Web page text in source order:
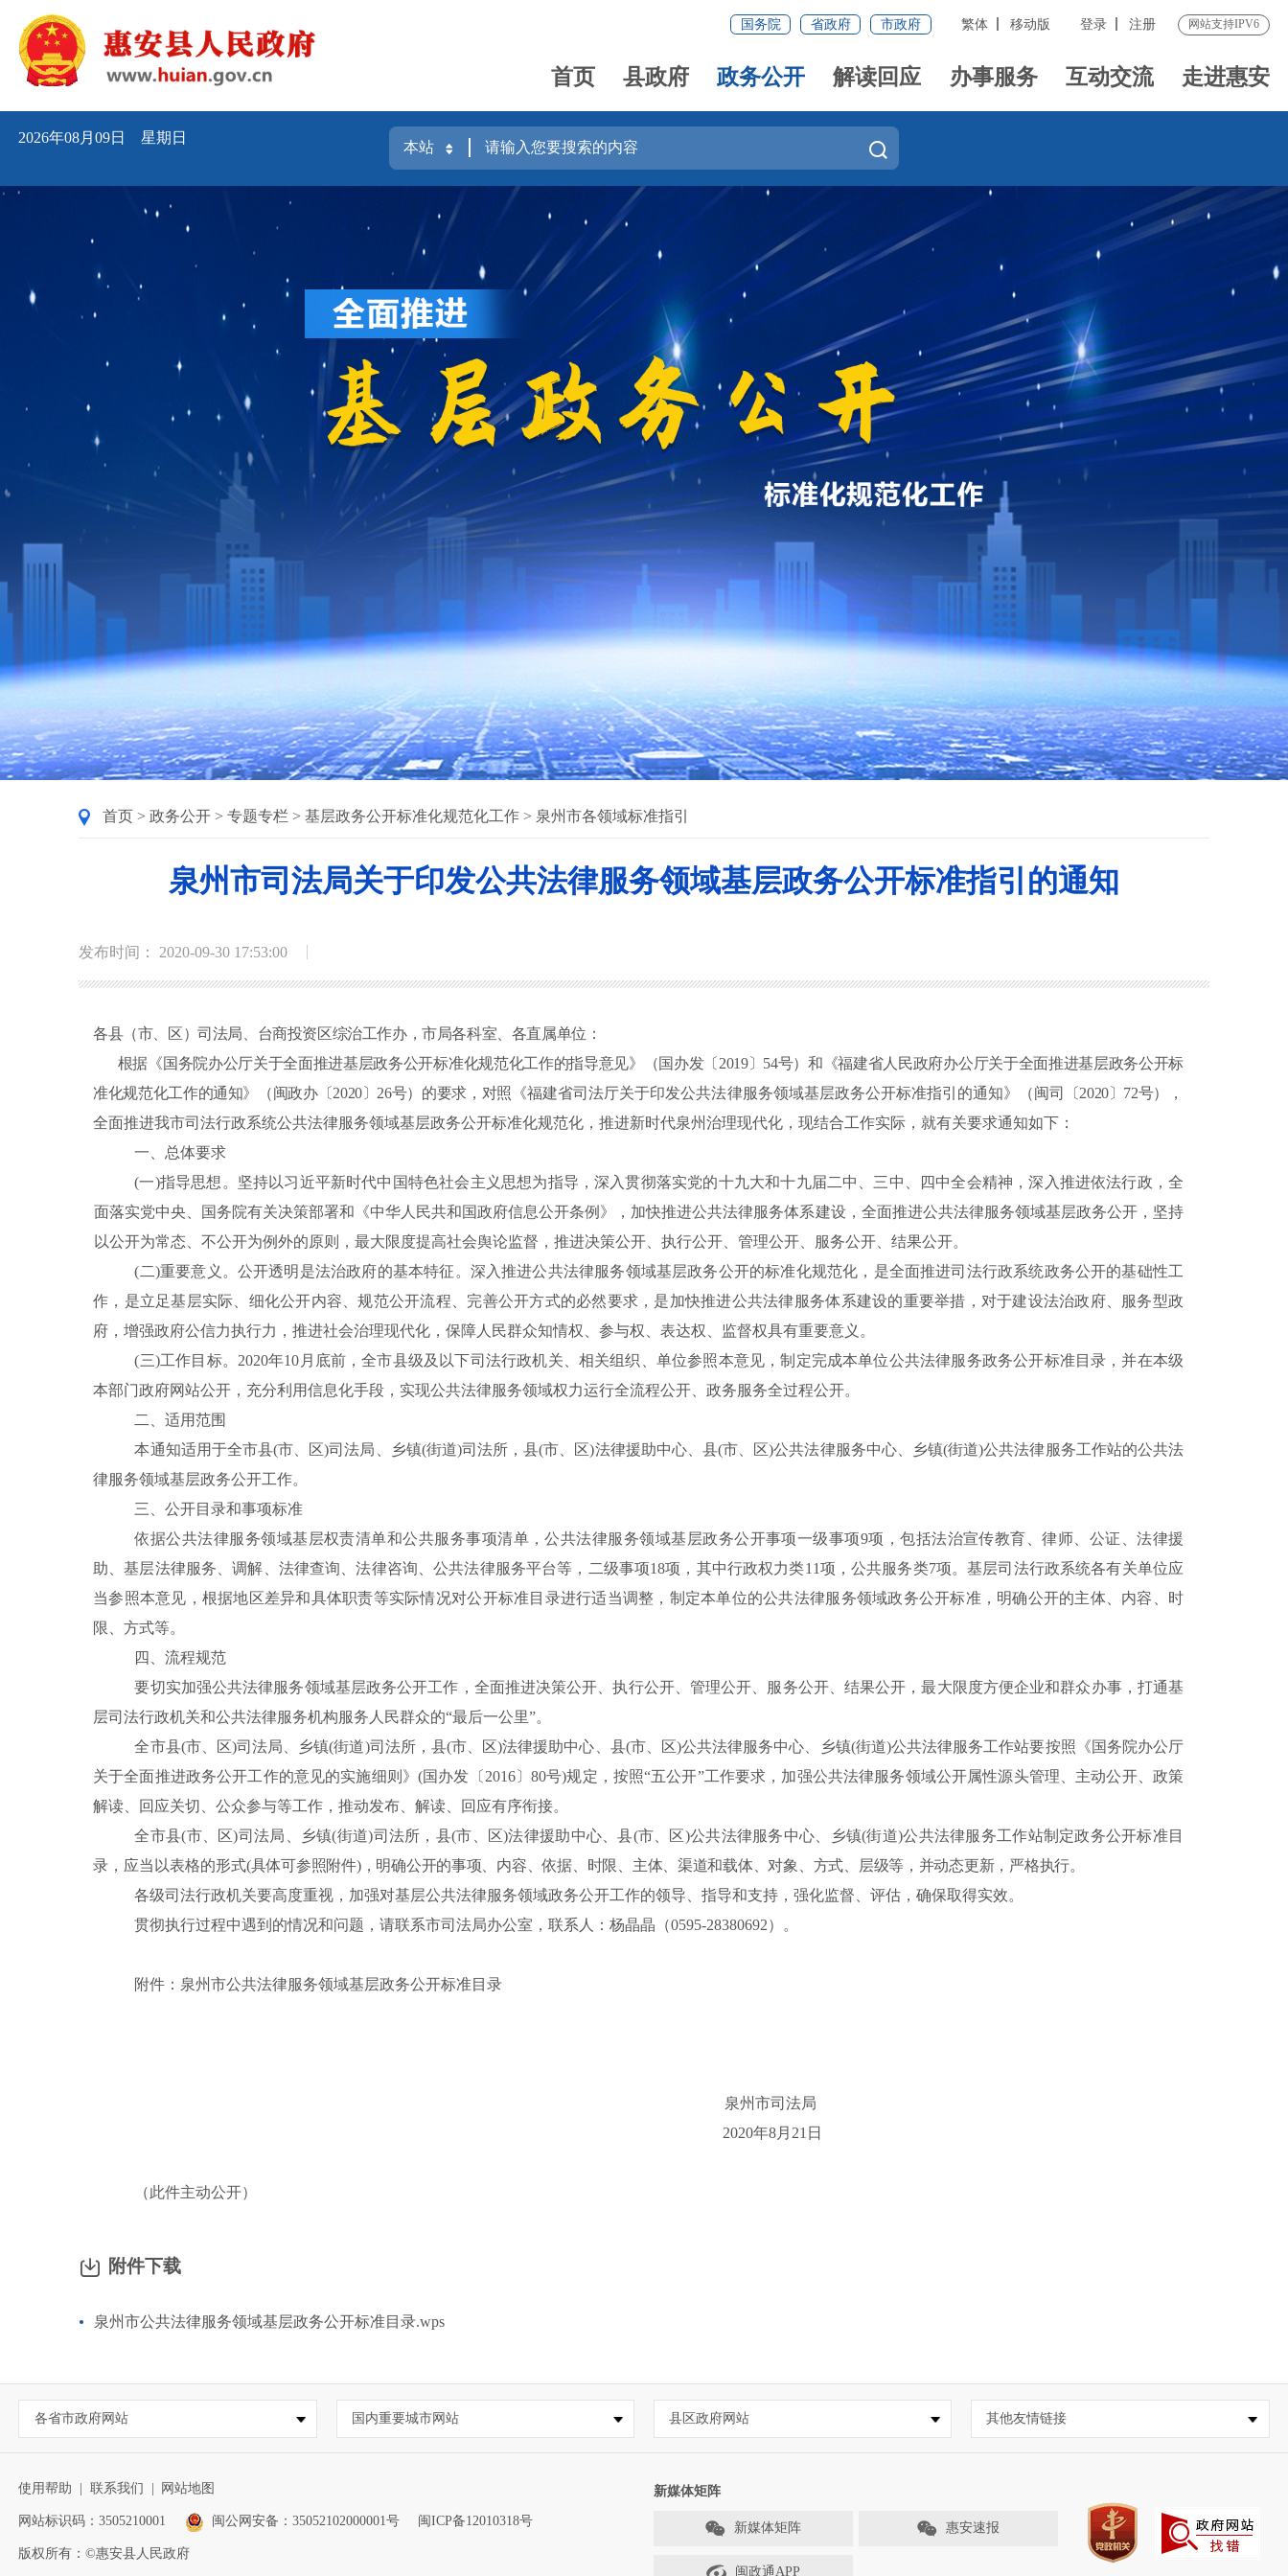
国务院 省政府 市政府 繁体 移动版 登录 注册 网站支持IPV6
首页 县政府 政务公开 解读回应 办事服务 互动交流 走进惠安
2026年08月09日 星期日
首页 > 政务公开 > 专题专栏 > 基层政务公开标准化规范化工作 > 泉州市各领域标准指引
泉州市司法局关于印发公共法律服务领域基层政务公开标准指引的通知
发布时间： 2020-09-30 17:53:00
各县（市、区）司法局、台商投资区综治工作办，市局各科室、各直属单位：
根据《国务院办公厅关于全面推进基层政务公开标准化规范化工作的指导意见》
（国办发〔 2019〕 54号）和《福建省人民政府办公厅关于全面推进基层政务公开标
准化规范化工作的通知》（闽政办〔2020〕 26号）的要求，对照 《福建省司法厅关于印发公共法律服务领域基层政务公开标准指引的通知》 （闽司〔2020〕72号）
，
全面推进我市司法行政系统公共法律服务领域基层政务公开标准化规范化，推进新时代泉州治理现代化，现结合工作实际，就有关要求通知如下：
一、 总体要求
(一)指导思想。 坚持以习近平新时代中国特色社会主义思想为指导，深入贯彻落实党的十九大和十九届二中、三中 、四中全会精神，深入推进依法行政，全
面落实党中央、国务院有关决策部署和《中华人民共和国政府信息公开条例》，加快推进公共法律服务体系建设，全面推进公共法律服务领域基层政务公开，坚持
以公开为常态、不公开为例外的原则，最大限度提高社会舆论监督，推进决策公开、执行公开、管理公开、服务公开、结果公开。
(二)重要意义。 公开透明是法治政府的基本特征。深入推进公共法律服务领域基层政务公开的标准化规范化，是全面推进司法行政系统政务公开的基础性工
作，是立足基层实际、细化公开内容、规范公开流程、完善公开方式的必然要求，是加快推进公共法律服务体系建设的重要举措，对于建设法治政府、服务型政
府，增强政府公信力执行力，推进社会治理现代化，保障人民群众知情权、参与权、表达权、监督权具有重要意义。
(三)工作目标。 2020年10月底前 ，全市县级及以下司法行政机关 、相关组织、单位参照本意见 ，制定完成本单位公共法律服务政务公开标准目录 ， 并在本级
本部门政府网站公开 ， 充分利用信息化手段，实现公共法律服务领域权力运行全流程公开、政务服务全过程公开。
二、适用范围
本通知适用于全市县(市、区)司法局、乡镇(街道)司法所，县(市、区)法律援助中心、县(市、区)公共法律服务中心、乡镇(街道)公共法律服务工作站的公共法
律服务领域基层政务公开工作。
三、公开目录和事项标准
依据公共法律服务领域基层权责清单和公共服务事项清单，公共法律服务领域基层政务公开事项一级事项9项，包括法治宣传教育、律师、公证、法律援
助、基层法律服务、调解、法律查询、法律咨询、公共法律服务平台等，二级事项18项，其中行政权力类11项，公共服务类7项。基层司法行政系统各有关单位应
当参照本意见 ，根据地区差异和具体职责等实际情况对公开标准目录进行适当调整，制定本单位的公共法律服务领域政务公开标准，明确公开的主体、内容、时
限、方式等。
四、流程规范
要切实加强公共法律服务领域基层政务公开工作，全面推进决策公开、执行公开、管理公开、服务公开、结果公开，最大限度方便企业和群众办事，打通基
层司法行政机关和公共法律服务机构服务人民群众的“最后一公里”。
全市县(市、区)司法局、乡镇(街道)司法所，县(市、区)法律援助中心、县(市、区)公共法律服务中心、乡镇(街道)公共法律服务工作站要按照《国务院办公厅
关于全面推进政务公开工作的意见的实施细则》(国办发〔2016〕80号)规定，按照“五公开”工作要求，加强公共法律服务领域公开属性源头管理、主动公开、政策
解读、回应关切、公众参与等工作，推动发布、解读、回应有序衔接。
全市县(市、区)司法局、乡镇(街道)司法所，县(市、区)法律援助中心、县(市、区)公共法律服务中心、乡镇(街道)公共法律服务工作站制定政务公开标准目
录，应当以表格的形式(具体可参照附件)，明确公开的事项、内容、依据、时限、主体、渠道和载体、对象、方式、层级等，并动态更新，严格执行。
各级司法行政机关要高度重视，加强对基层公共法律服务领域政务公开工作的领导、指导和支持，强化监督、评估，确保取得实效。
贯彻执行过程中遇到的情况和问题，请联系市司法局办公室，联系人：杨晶晶（0595-28380692） 。
附件： 泉州市公共法律服务领域基层政务公开标准目录
泉州市司法局
2020年8月21日
（此件主动公开）
附件下载
泉州市公共法律服务领域基层政务公开标准目录.wps
各省市政府网站 国内重要城市网站 县区政府网站 其他友情链接
使用帮助 联系我们 网站地图
网站标识码：3505210001 闽公网安备：35052102000001号 闽ICP备12010318号
版权所有：©惠安县人民政府
新媒体矩阵
新媒体矩阵 惠安速报
闽政通APP